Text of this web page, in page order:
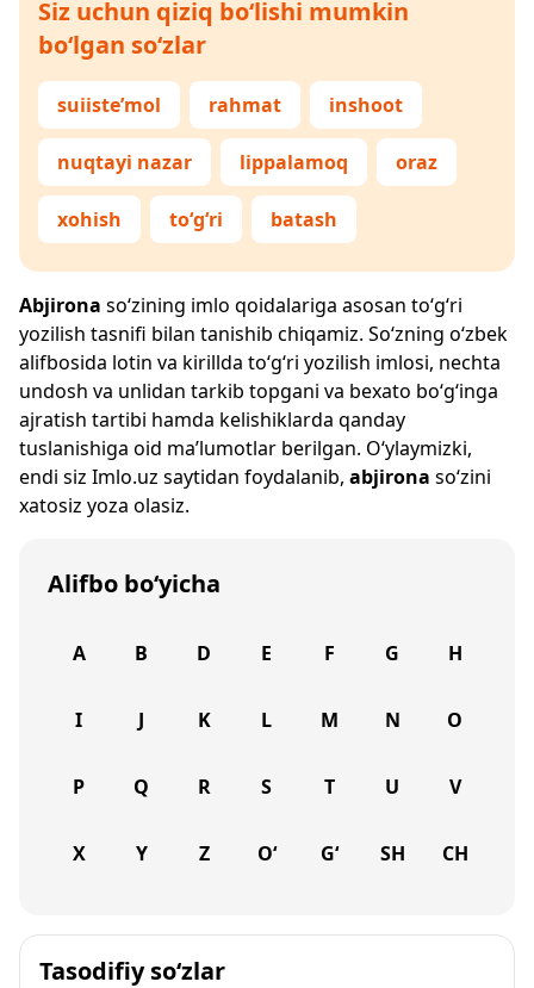
Siz uchun qiziq bo‘lishi mumkin
bo‘lgan so‘zlar
suiiste’mol rahmat inshoot
nuqtayi nazar lippalamoq oraz
xohish to‘g‘ri batash
Abjirona so‘zining imlo qoidalariga asosan to‘g‘ri
yozilish tasnifi bilan tanishib chiqamiz. So‘zning o‘zbek
alifbosida lotin va kirillda to‘g‘ri yozilish imlosi, nechta
undosh va unlidan tarkib topgani va bexato bo‘g‘inga
ajratish tartibi hamda kelishiklarda qanday
tuslanishiga oid ma’lumotlar berilgan. O‘ylaymizki,
endi siz Imlo.uz saytidan foydalanib, abjirona so‘zini
xatosiz yoza olasiz.
Alifbo bo‘yicha
A B D E F G H
I J K L M N O
P Q R S T U V
X Y Z O‘ G‘ SH CH
Tasodifiy so‘zlar